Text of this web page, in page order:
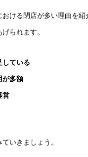
おける閉店が多い理由を
られます。
している
が多額
営
いきましょう。